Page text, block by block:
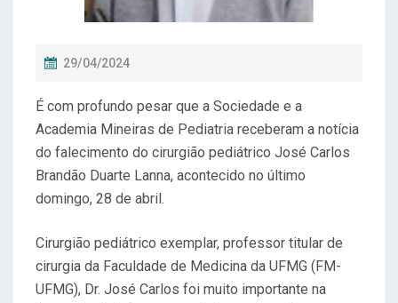
P
S
T
A
M
29/04/2024
É com profundo pesar que a Sociedade e a
Academia Mineiras de Pediatria receberam a notícia
do falecimento do cirurgião pediátrico José Carlos
Brandão Duarte Lanna, acontecido no último
domingo, 28 de abril.
Cirurgião pediátrico exemplar, professor titular de
cirurgia da Faculdade de Medicina da UFMG (FM-
UFMG), Dr. José Carlos foi muito importante na